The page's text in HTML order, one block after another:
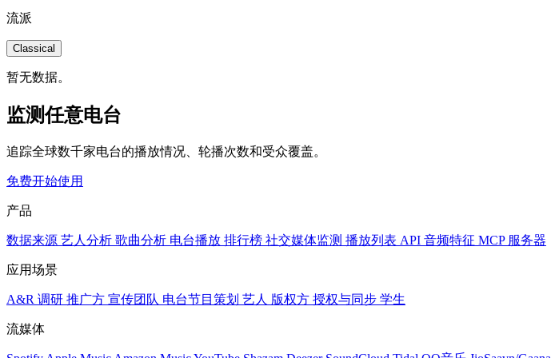
流派
Classical
暂无数据。
监测任意电台
追踪全球数千家电台的播放情况、轮播次数和受众覆盖。
免费开始使用
产品
数据来源 艺人分析 歌曲分析 电台播放 排行榜 社交媒体监测 播放列表 API 音频特征 MCP 服务器
应用场景
A&R 调研 推广方 宣传团队 电台节目策划 艺人 版权方 授权与同步 学生
流媒体